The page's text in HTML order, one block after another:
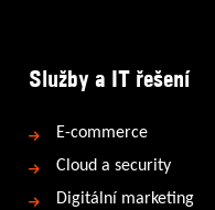
Služby a IT řešení
E-commerce
Cloud a security
Digitální marketing